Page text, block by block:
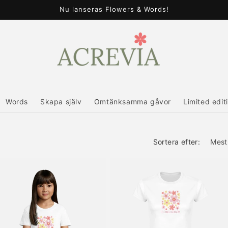
Nu lanseras Flowers & Words!
Words Skapa själv Omtänksamma gåvor Limited
Sortera efter: